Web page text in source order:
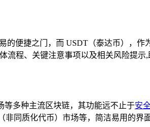
的便捷之门，而 USDT（泰达币），
程、关键注意事项以及相关风险提示,
等多种主流区块链，其功能远不止于安
同质化代币）市场等，简洁易用的界